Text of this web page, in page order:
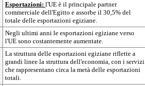
Esportazioni: l'UE è il principale partner
commerciale dell'Egitto e assorbe il 30,5% del
totale delle esportazioni egiziane.
Negli ultimi anni le esportazioni egiziane verso
l'UE sono costantemente aumentate.
La struttura delle esportazioni egiziane riflette a
grandi linee la struttura dell'economia, con i servizi
che rappresentano circa la metà delle esportazioni
totali.